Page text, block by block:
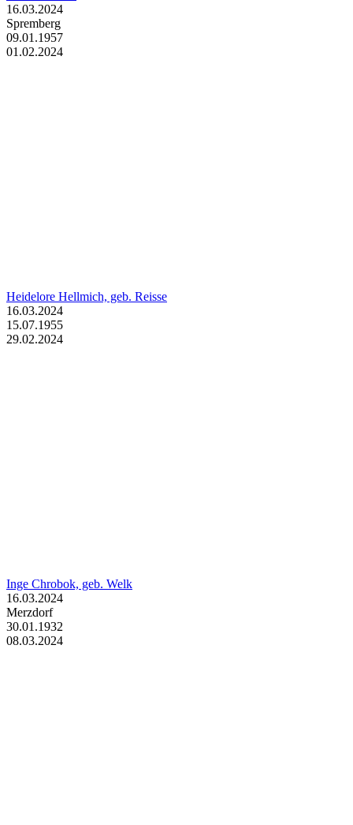
16.03.2024
Spremberg
09.01.1957
01.02.2024
Heidelore Hellmich, geb. Reisse
16.03.2024
15.07.1955
29.02.2024
Inge Chrobok, geb. Welk
16.03.2024
Merzdorf
30.01.1932
08.03.2024